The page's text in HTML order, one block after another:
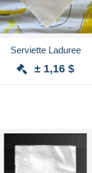
Serviette Laduree
± 1,16 $